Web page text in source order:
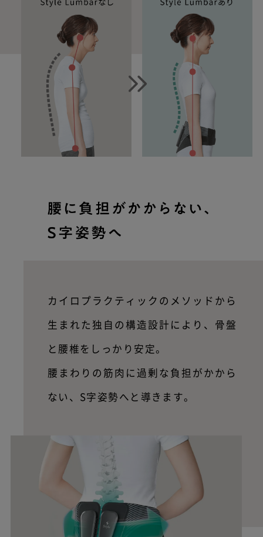
カイロプラクティックのメソッドから
生まれた独自の構造設計により、骨盤
と腰椎をしっかり安定。
腰まわりの筋肉に過剰な負担がかから
ない、S字姿勢へと導きます。